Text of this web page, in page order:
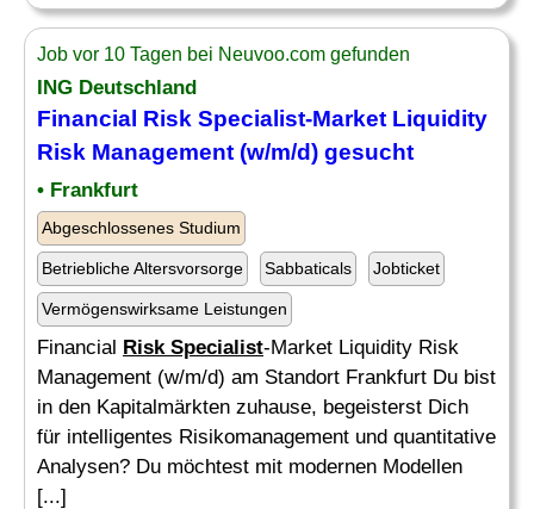
Job vor 10 Tagen bei Neuvoo.com gefunden
ING Deutschland
Financial Risk Specialist-Market Liquidity
Risk Management (w/m/d) gesucht
• Frankfurt
Abgeschlossenes Studium
Betriebliche Altersvorsorge Sabbaticals Jobticket
Vermögenswirksame Leistungen
Financial Risk Specialist-Market Liquidity Risk
Management (w/m/d) am Standort Frankfurt Du bist
in den Kapitalmärkten zuhause, begeisterst Dich
für intelligentes Risikomanagement und quantitative
Analysen? Du möchtest mit modernen Modellen
[...]